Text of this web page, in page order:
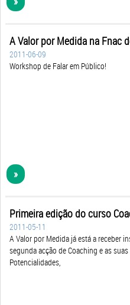
A Valor por Medida na Fnac
2011-06-09
Workshop de Falar em Público!
»
Primeira edição do curso
2011-05-11
A Valor por Medida já está a receber
segunda acção de Coaching e as suas
Potencialidades,